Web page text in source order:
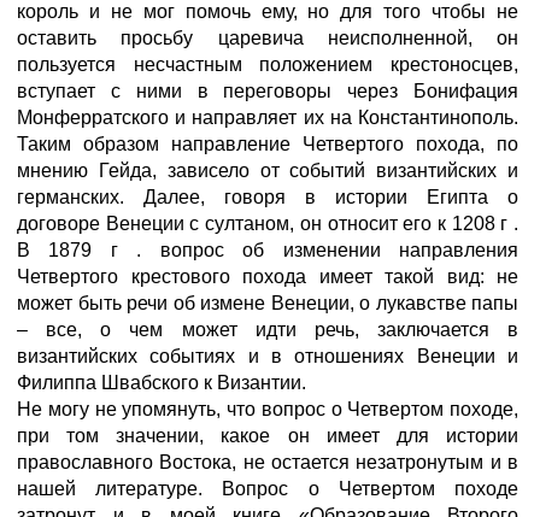
король и не мог помочь ему, но для того чтобы не
оставить просьбу царевича неисполненной, он
пользуется несчастным положением крестоносцев,
вступает с ними в переговоры через Бонифация
Монферратского и направляет их на Константинополь.
Таким образом направление Четвертого похода, по
мнению Гейда, зависело от событий византийских и
германских. Далее, говоря в истории Египта о
договоре Венеции с султаном, он относит его к 1208 г .
В 1879 г . вопрос об изменении направления
Четвертого крестового похода имеет такой вид: не
может быть речи об измене Венеции, о лукавстве папы
– все, о чем может идти речь, заключается в
византийских событиях и в отношениях Венеции и
Филиппа Швабского к Византии.
Не могу не упомянуть, что вопрос о Четвертом походе,
при том значении, какое он имеет для истории
православного Востока, не остается незатронутым и в
нашей литературе. Вопрос о Четвертом походе